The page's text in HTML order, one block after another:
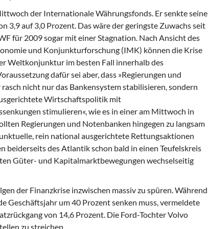
der Internationale Währungsfonds. Er senkte seine
3,9 auf 3,0 Prozent. Das wäre der geringste Zuwachs seit
für 2009 sogar mit einer Stagnation. Nach Ansicht des
und Konjunkturforschung (IMK) können die Krise
Weltkonjunktur im besten Fall innerhalb des
dafür sei aber, dass »Regierungen und
nicht nur das Bankensystem stabilisieren, sondern
Wirtschaftspolitik mit
stimulieren«, wie es in einer am Mittwoch in
Regierungen und Notenbanken hingegen zu langsam
rein national ausgerichtete Rettungsaktionen
beiderseits des Atlantik schon bald in einen Teufelskreis
Güter- und Kapitalmarktbewegungen wechselseitig
der Finanzkrise inzwischen massiv zu spüren. Während
Geschäftsjahr um 40 Prozent senken muss, vermeldete
von 14,6 Prozent. Die Ford-Tochter Volvo
zu streichen.